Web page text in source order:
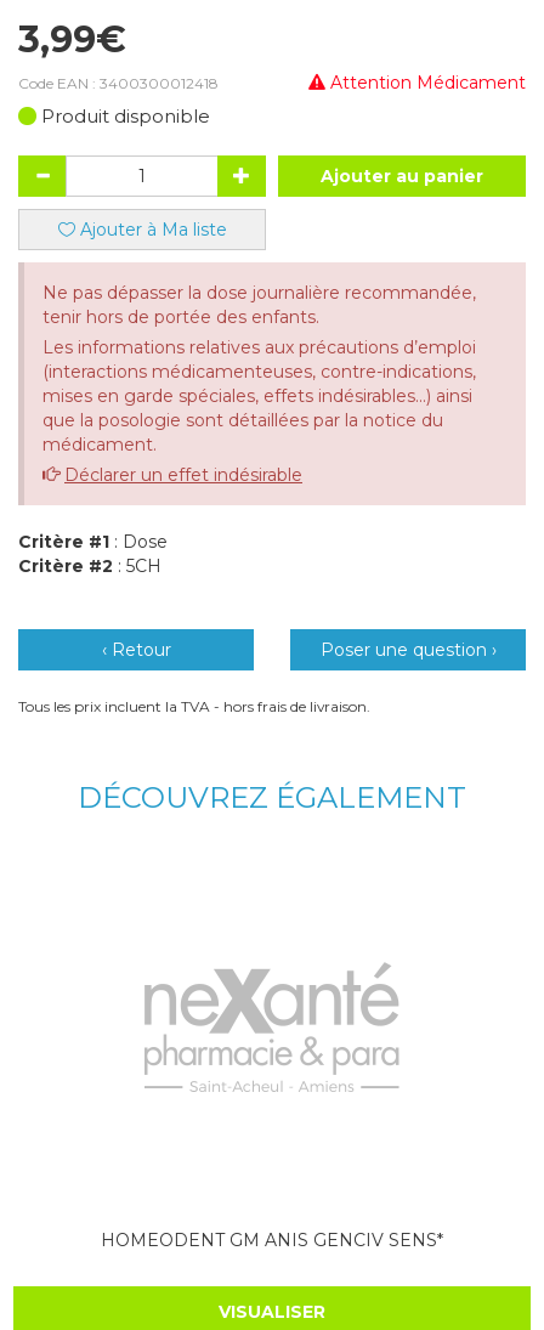
3,99€
Attention Médicament
Code EAN : 3400300012418
Produit disponible
Ajouter au panier
Ajouter à Ma liste
Ne pas dépasser la dose journalière recommandée,
tenir hors de portée des enfants.
Les informations relatives aux précautions d’emploi
(interactions médicamenteuses, contre-indications,
mises en garde spéciales, effets indésirables...) ainsi
que la posologie sont détaillées par la notice du
médicament.
Déclarer un effet indésirable
Critère #1 : Dose
Critère #2 : 5CH
‹ Retour Poser une question ›
Tous les prix incluent la TVA - hors frais de livraison.
DÉCOUVREZ ÉGALEMENT
HOMEODENT GM ANIS GENCIV SENS*
VISUALISER